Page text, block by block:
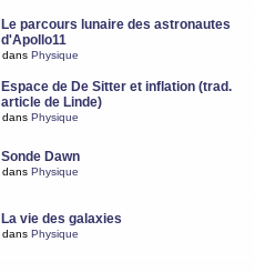
Le parcours lunaire des astronautes
d'Apollo11
dans Physique
Espace de De Sitter et inflation (trad.
article de Linde)
dans Physique
Sonde Dawn
dans Physique
La vie des galaxies
dans Physique